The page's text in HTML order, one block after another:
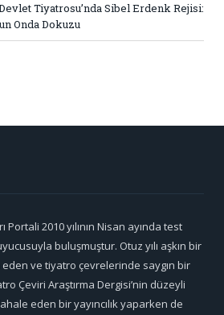
Tiyatrosu’nda Sibel Erdenk Rejisi:
Onda Dokuzu
2010 yılının Nisan ayında test
buluşmuştur. Otuz yılı aşkın bir
eden ve tiyatro çevrelerinde saygın bir
Çeviri Araştırma Dergisi’nin düzeyli
eden bir yayıncılık yaparken de